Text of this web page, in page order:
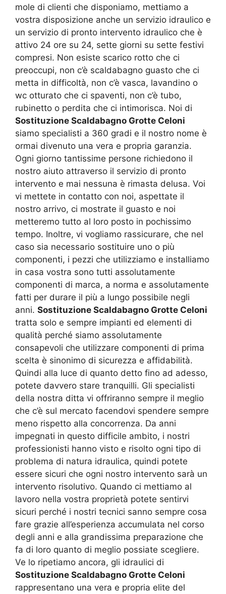
mole di clienti che disponiamo, mettiamo a
vostra disposizione anche un servizio idraulico e
un servizio di pronto intervento idraulico che è
attivo 24 ore su 24, sette giorni su sette festivi
compresi. Non esiste scarico rotto che ci
preoccupi, non c’è scaldabagno guasto che ci
metta in difficoltà, non c’è vasca, lavandino o
wc otturato che ci spaventi, non c’è tubo,
rubinetto o perdita che ci intimorisca. Noi di
Sostituzione Scaldabagno Grotte Celoni
siamo specialisti a 360 gradi e il nostro nome è
ormai divenuto una vera e propria garanzia.
Ogni giorno tantissime persone richiedono il
nostro aiuto attraverso il servizio di pronto
intervento e mai nessuna è rimasta delusa. Voi
vi mettete in contatto con noi, aspettate il
nostro arrivo, ci mostrate il guasto e noi
metteremo tutto al loro posto in pochissimo
tempo. Inoltre, vi vogliamo rassicurare, che nel
caso sia necessario sostituire uno o più
componenti, i pezzi che utilizziamo e installiamo
in casa vostra sono tutti assolutamente
componenti di marca, a norma e assolutamente
fatti per durare il più a lungo possibile negli
anni. Sostituzione Scaldabagno Grotte Celoni
tratta solo e sempre impianti ed elementi di
qualità perché siamo assolutamente
consapevoli che utilizzare componenti di prima
scelta è sinonimo di sicurezza e affidabilità.
Quindi alla luce di quanto detto fino ad adesso,
potete davvero stare tranquilli. Gli specialisti
della nostra ditta vi offriranno sempre il meglio
che c’è sul mercato facendovi spendere sempre
meno rispetto alla concorrenza. Da anni
impegnati in questo difficile ambito, i nostri
professionisti hanno visto e risolto ogni tipo di
problema di natura idraulica, quindi potete
essere sicuri che ogni nostro intervento sarà un
intervento risolutivo. Quando ci mettiamo al
lavoro nella vostra proprietà potete sentirvi
sicuri perché i nostri tecnici sanno sempre cosa
fare grazie all’esperienza accumulata nel corso
degli anni e alla grandissima preparazione che
fa di loro quanto di meglio possiate scegliere.
Ve lo ripetiamo ancora, gli idraulici di
Sostituzione Scaldabagno Grotte Celoni
rappresentano una vera e propria elite del